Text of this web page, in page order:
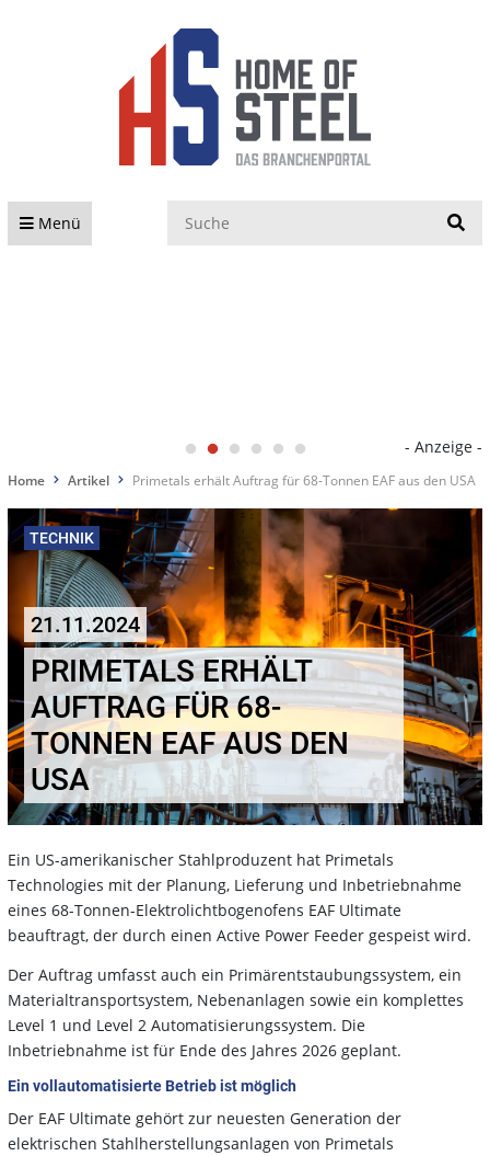
Menü
- Anzeige -
Home Artikel Primetals erhält Auftrag für 68-Tonnen EAF aus den USA
TECHNIK
21.11.2024
PRIMETALS ERHÄLT
AUFTRAG FÜR 68-
TONNEN EAF AUS DEN
USA
Ein US-amerikanischer Stahlproduzent hat Primetals
Technologies mit der Planung, Lieferung und Inbetriebnahme
eines 68-Tonnen-Elektrolichtbogenofens EAF Ultimate
beauftragt, der durch einen Active Power Feeder gespeist wird.
Der Auftrag umfasst auch ein Primärentstaubungssystem, ein
Materialtransportsystem, Nebenanlagen sowie ein komplettes
Level 1 und Level 2 Automatisierungssystem. Die
Inbetriebnahme ist für Ende des Jahres 2026 geplant.
Ein vollautomatisierte Betrieb ist möglich
Der EAF Ultimate gehört zur neuesten Generation der
elektrischen Stahlherstellungsanlagen von Primetals